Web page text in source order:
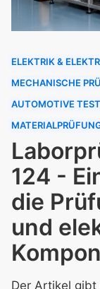
ELEKTRIK &
MECHANISCHE
AUTOMOTIVE
124 -
die
und
Der Artikel